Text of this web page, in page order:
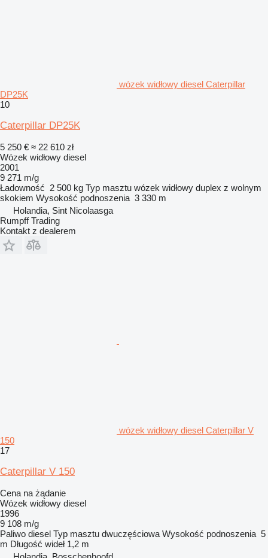
wózek widłowy diesel Caterpillar
DP25K
10
Caterpillar DP25K
5 250 € ≈ 22 610 zł
Wózek widłowy diesel
2001
9 271 m/g
Ładowność 2 500 kg Typ masztu wózek widłowy duplex z wolnym
skokiem Wysokość podnoszenia 3 330 m
Holandia, Sint Nicolaasga
Rumpff Trading
Kontakt z dealerem
wózek widłowy diesel Caterpillar V
150
17
Caterpillar V 150
Cena na żądanie
Wózek widłowy diesel
1996
9 108 m/g
Paliwo diesel Typ masztu dwuczęściowa Wysokość podnoszenia 5
m Długość wideł 1,2 m